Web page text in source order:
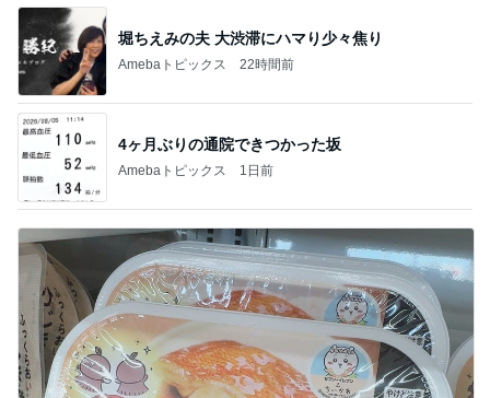
堀ちえみの夫 大渋滞にハマり少々焦り
Amebaトピックス 22時間前
4ヶ月ぶりの通院できつかった坂
Amebaトピックス 1日前